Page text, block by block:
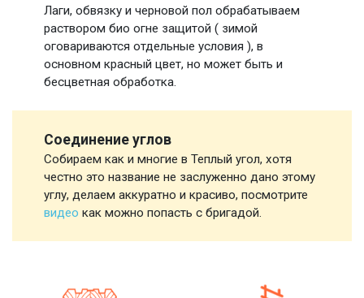
Лаги, обвязку и черновой пол обрабатываем
раствором био огне защитой ( зимой
оговариваются отдельные условия ), в
основном красный цвет, но может быть и
бесцветная обработка.
Соединение углов
Собираем как и многие в Теплый угол, хотя
честно это название не заслуженно дано этому
углу, делаем аккуратно и красиво, посмотрите
видео как можно попасть с бригадой.